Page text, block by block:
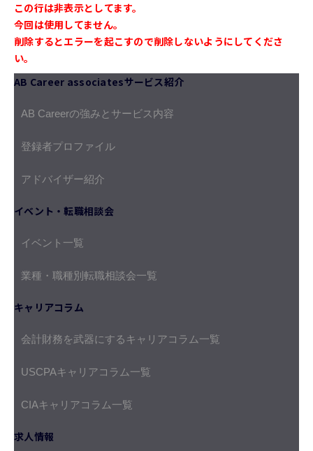
この行は非表示としてます。
今回は使用してません。
削除するとエラーを起こすので削除しないようにしてくださ
い。
AB Career associatesサービス紹介
AB Careerの強みとサービス内容
登録者プロファイル
アドバイザー紹介
イベント・転職相談会
イベント一覧
業種・職種別転職相談会一覧
キャリアコラム
会計財務を武器にするキャリアコラム一覧
USCPAキャリアコラム一覧
CIAキャリアコラム一覧
求人情報